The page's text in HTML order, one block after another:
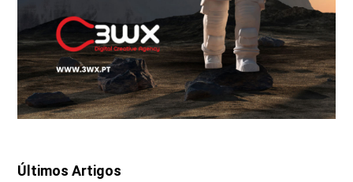
Últimos Artigos